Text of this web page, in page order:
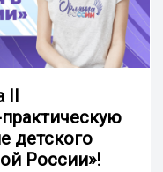
детского
России»!